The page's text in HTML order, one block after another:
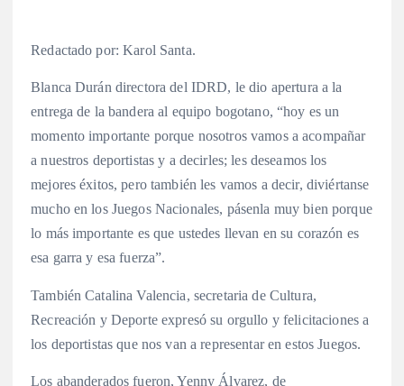
Redactado por: Karol Santa.
Blanca Durán directora del IDRD, le dio apertura a la
entrega de la bandera al equipo bogotano, “hoy es un
momento importante porque nosotros vamos a acompañar
a nuestros deportistas y a decirles; les deseamos los
mejores éxitos, pero también les vamos a decir, diviértanse
mucho en los Juegos Nacionales, pásenla muy bien porque
lo más importante es que ustedes llevan en su corazón es
esa garra y esa fuerza”.
También Catalina Valencia, secretaria de Cultura,
Recreación y Deporte expresó su orgullo y felicitaciones a
los deportistas que nos van a representar en estos Juegos.
Los abanderados fueron, Yenny Álvarez, de